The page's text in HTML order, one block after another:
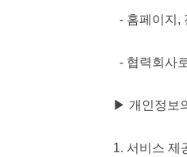
- 홈페이지,
- 협력회사
▶ 개인정보
1. 서비스 제